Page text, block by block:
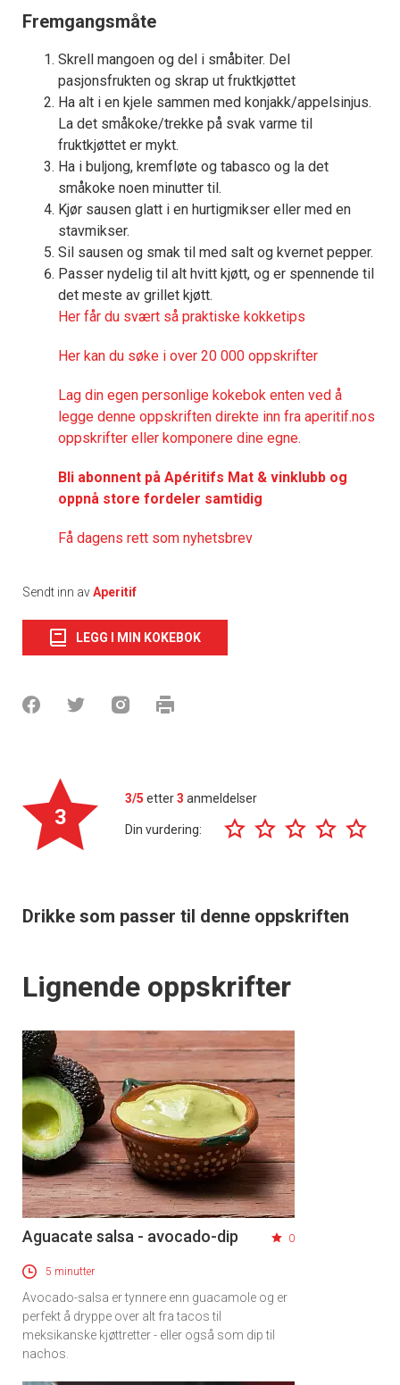
Fremgangsmåte
Skrell mangoen og del i småbiter. Del
pasjonsfrukten og skrap ut fruktkjøttet
Ha alt i en kjele sammen med konjakk/appelsinjus.
La det småkoke/trekke på svak varme til
fruktkjøttet er mykt.
Ha i buljong, kremfløte og tabasco og la det
småkoke noen minutter til.
Kjør sausen glatt i en hurtigmikser eller med en
stavmikser.
Sil sausen og smak til med salt og kvernet pepper.
Passer nydelig til alt hvitt kjøtt, og er spennende til
det meste av grillet kjøtt.
Her får du svært så praktiske kokketips
Her kan du søke i over 20 000 oppskrifter
Lag din egen personlige kokebok enten ved å
legge denne oppskriften direkte inn fra aperitif.nos
oppskrifter eller komponere dine egne.
Bli abonnent på Apéritifs Mat & vinklubb og
oppnå store fordeler samtidig
Få dagens rett som nyhetsbrev
Sendt inn avAperitif
LEGG I MIN KOKEBOK
3
3/5 etter3 anmeldelser
Din vurdering:
Drikke som passer til denne oppskriften
Lignende oppskrifter
Aguacate salsa - avocado-dip 0
5 minutter
Avocado-salsa er tynnere enn guacamole og er
perfekt å dryppe over alt fra tacos til
meksikanske kjøttretter - eller også som dip til
nachos.